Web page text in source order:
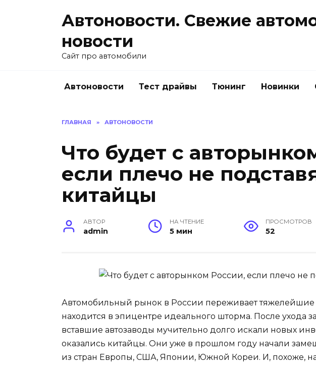
Автоновости. Свежие
новости
Сайт про автомобили
Автоновости Тест драйвы Тюнинг Новинки
ГЛАВНАЯ » АВТОНОВОСТИ
Что будет с
если плечо не
китайцы
АВТОР
admin
НА ЧТЕНИЕ
5 мин
ПРОСМОТРОВ
52
Автомобильный рынок в России переживает тяжелейшие
находится в эпицентре идеального шторма. После ухода
вставшие автозаводы мучительно долго искали новых
оказались китайцы. Они уже в прошлом году начали
из стран Европы, США, Японии, Южной Кореи. И, похоже,